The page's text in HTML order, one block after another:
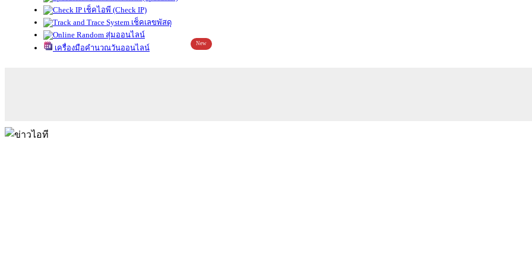
เช็คไอพี (Check IP)
เช็คเลขพัสดุ
สุ่มออนไลน์
เครื่องมือคำนวณวันออนไลน์
New